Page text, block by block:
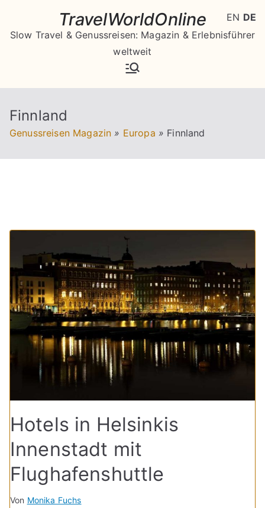
springen
TravelWorldOnline
Slow Travel & Genussreisen: Magazin & Erlebnisführer
weltweit
Finnland
Genussreisen Magazin » Europa » Finnland
Hotels in Helsinkis
Innenstadt mit
Flughafenshuttle
Von Monika Fuchs
EN DE